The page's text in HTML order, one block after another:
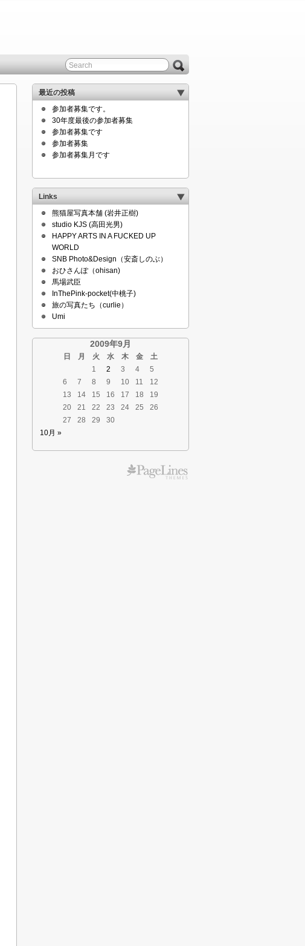
最近の投稿
参加者募集です。
30年度最後の参加者募集
参加者募集です
参加者募集
参加者募集月です
Links
熊猫屋写真本舗 (岩井正樹)
studio KJS (高田光男)
HAPPY ARTS IN A FUCKED UP
WORLD
SNB Photo&Design（安斎しのぶ）
おひさんぽ（ohisan)
馬場武臣
InThePink-pocket(中桃子)
旅の写真たち（curlie）
Umi
2009年9月
日 月 火 水 木 金
土
1
2 3 4
5
6
7 8 9 10 11
12
13
14 15 16 17 18
19
20
21 22 23 24 25
26
27
28 29
30
10月 »